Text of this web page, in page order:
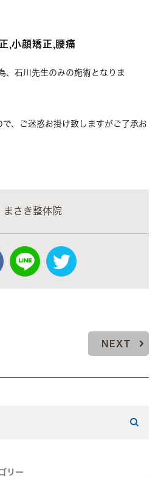
,小顔矯正,腰痛
、石川先生のみの施術となりま
、ご迷惑お掛け致しますがご了承お
まさき整体院
NEXT
リー